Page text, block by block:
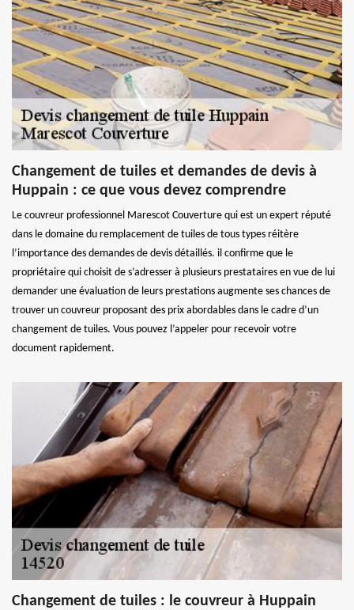
Changement de tuiles et demandes de devis à
Huppain : ce que vous devez comprendre
Le couvreur professionnel Marescot Couverture qui est un expert réputé
dans le domaine du remplacement de tuiles de tous types réitère
l’importance des demandes de devis détaillés. il confirme que le
propriétaire qui choisit de s’adresser à plusieurs prestataires en vue de lui
demander une évaluation de leurs prestations augmente ses chances de
trouver un couvreur proposant des prix abordables dans le cadre d’un
changement de tuiles. Vous pouvez l’appeler pour recevoir votre
document rapidement.
Changement de tuiles : le couvreur à Huppain